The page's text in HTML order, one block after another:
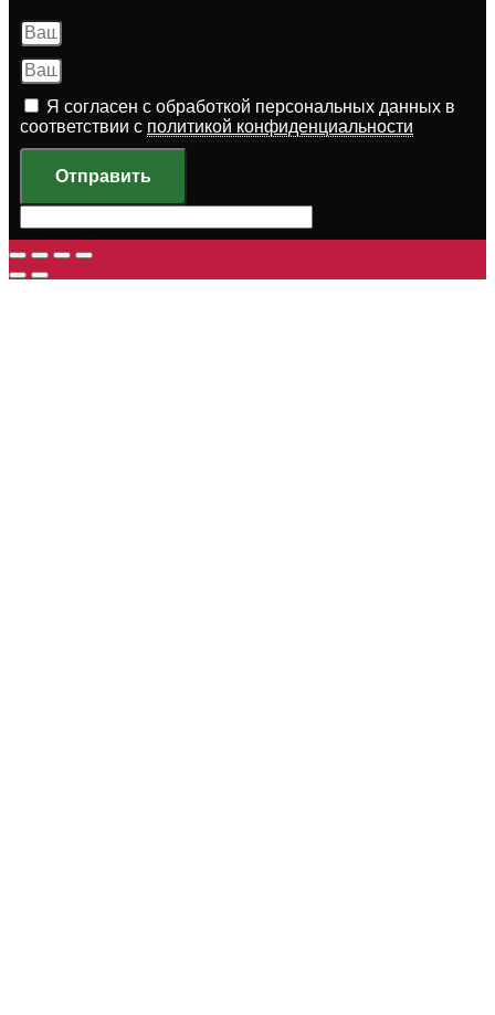
Я согласен с обработкой персональных данных в
соответствии с политикой конфиденциальности
Отправить